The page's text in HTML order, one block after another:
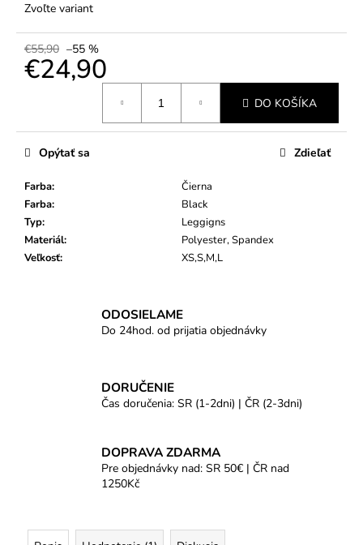
Zvoľte variant
€55,90 –55 %
€24,90
DO KOŠÍKA
Farba:
Čierna
Farba:
Black
Typ:
Leggigns
Materiál:
Polyester, Spandex
Veľkosť: XS,S,M,L
Opýtať sa Zdieľať
ODOSIELAME
Do 24hod. od prijatia objednávky
DORUČENIE
Čas doručenia: SR (1-2dni) | ČR (2-3dni)
DOPRAVA ZDARMA
Pre objednávky nad: SR 50€ | ČR nad
1250Kč